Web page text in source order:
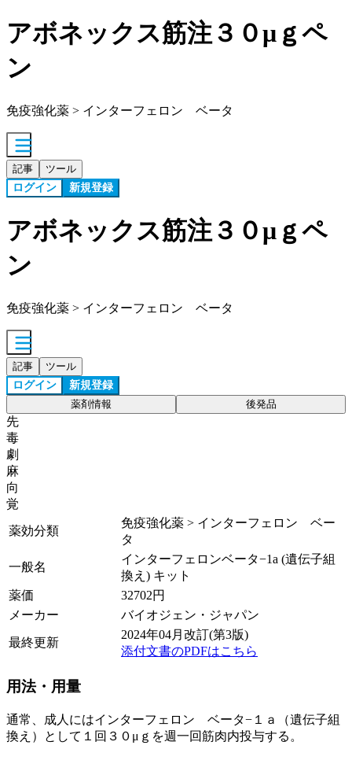
アボネックス筋注３０μｇペ
ン
免疫強化薬 > インターフェロン ベータ
記事 ツール
ログイン 新規登録
アボネックス筋注３０μｇペ
ン
免疫強化薬 > インターフェロン ベータ
記事 ツール
ログイン 新規登録
薬剤情報 後発品
先
毒
劇
麻
向
覚
薬効分類
免疫強化薬 > インターフェロン ベー
タ
一般名
インターフェロンベータ−1a (遺伝子組
換え) キット
薬価
32702円
メーカー
バイオジェン・ジャパン
最終更新
2024年04月改訂(第3版)
添付文書のPDFはこちら
用法・用量
通常、成人にはインターフェロン ベータ−１ａ（遺伝子組
換え）として１回３０μｇを週一回筋肉内投与する。